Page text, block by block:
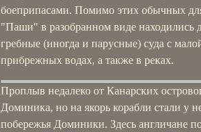
боеприпасами. Помимо этих обычных
"Паши" в разобранном виде находились
гребные (иногда и парусные) суда с
прибрежных водах, а также в реках.
Проплыв недалеко от Канарских
Доминика, но на якорь корабли стали у
побережья Доминики. Здесь англичане